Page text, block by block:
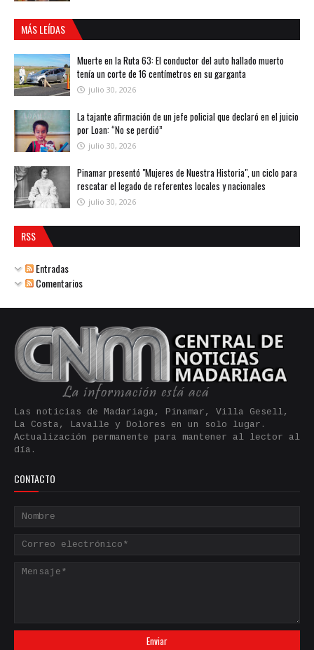
MÁS LEÍDAS
Muerte en la Ruta 63: El conductor del auto hallado muerto
tenía un corte de 16 centímetros en su garganta
julio 30, 2026
La tajante afirmación de un jefe policial que declaró en el juicio
por Loan: “No se perdió”
julio 30, 2026
Pinamar presentó "Mujeres de Nuestra Historia", un ciclo para
rescatar el legado de referentes locales y nacionales
julio 30, 2026
RSS
Entradas
Comentarios
Las noticias de Madariaga, Pinamar, Villa Gesell,
La Costa, Lavalle y Dolores en un solo lugar.
Actualización permanente para mantener al lector al
día.
CONTACTO